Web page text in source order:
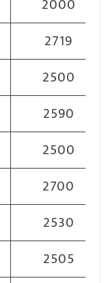
2000
2719
2500
2590
2500
2700
2530
2505